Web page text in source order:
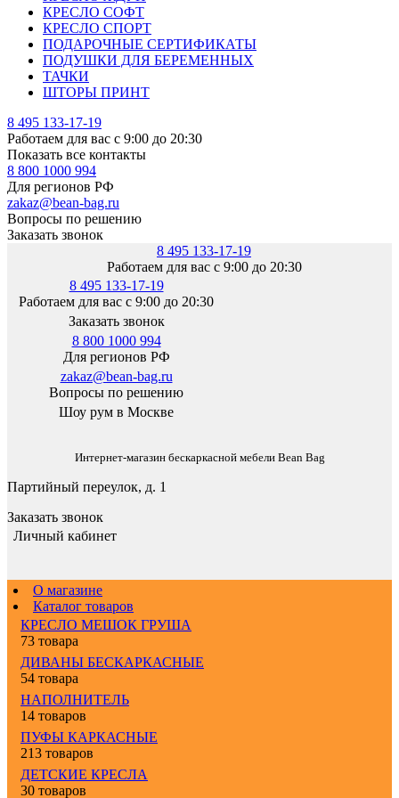
КРЕСЛО СОФТ
КРЕСЛО СПОРТ
ПОДАРОЧНЫЕ СЕРТИФИКАТЫ
ПОДУШКИ ДЛЯ БЕРЕМЕННЫХ
ТАЧКИ
ШТОРЫ ПРИНТ
8 495 133-17-19
Работаем для вас с 9:00 до 20:30
Показать все контакты
8 800 1000 994
Для регионов РФ
zakaz@bean-bag.ru
Вопросы по решению
Заказать звонок
8 495 133-17-19
Работаем для вас с 9:00 до 20:30
8 495 133-17-19
Работаем для вас с 9:00 до 20:30
Заказать звонок
8 800 1000 994
Для регионов РФ
zakaz@bean-bag.ru
Вопросы по решению
Шоу рум в Москве
Интернет-магазин бескаркасной мебели Bean Bag
Партийный переулок, д. 1
Заказать звонок
Личный кабинет
О магазине
Каталог товаров
КРЕСЛО МЕШОК ГРУША
73 товара
ДИВАНЫ БЕСКАРКАСНЫЕ
54 товара
НАПОЛНИТЕЛЬ
14 товаров
ПУФЫ КАРКАСНЫЕ
213 товаров
ДЕТСКИЕ КРЕСЛА
30 товаров